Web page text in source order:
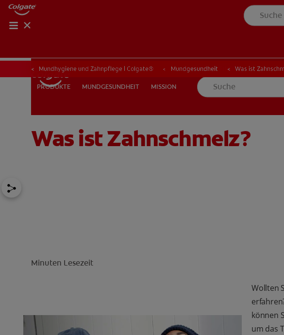
PRODUKTE MUNDGESUNDHEIT
FÜR ZAHNÄRZTINNEN/ZAHNÄRZTE COLGATE® MARKENSHOP DE (DE)
PRODUKTE MUNDGESUNDHEIT MISSION
PRODUKT-FINDER
Mundhygiene und Zahnpflege | Colgate® Mundgesundheit Was ist
Was ist Zahnschmelz?
Minuten Lesezeit
Wollten
können
um das